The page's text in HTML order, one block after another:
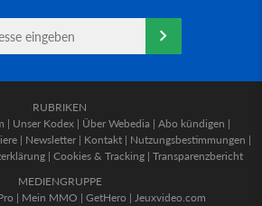
RUBRIKEN
| Unser Kodex | Über Webedia | Abo kündigen |
| Newsletter | Kontakt | Nutzungsbestimmungen |
| Cookies & Tracking | Transparenzbericht
MEDIENGRUPPE
| Mein MMO | GetHero | Jeuxvideo.com